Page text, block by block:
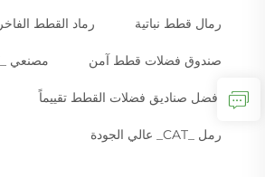
رمال قطط نباتية رماد القطط الفاخر
صندوق فضلات قطط آمن مصنعي _CAT_ الرماد
أفضل صناديق فضلات القطط تقييماً
رمل _CAT_ عالي الجودة